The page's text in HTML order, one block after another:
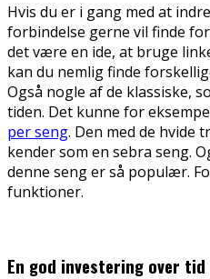
Hvis du er i gang med at
forbindelse gerne vil finde
det være en ide, at bruge
kan du nemlig finde
Også nogle af de klassiske,
tiden. Det kunne for
per seng. Den med de hvide
kender som en sebra seng.
denne seng er så populær.
funktioner.
En god investering over tid